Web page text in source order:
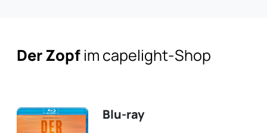
Der Zopf im capelight-Shop
Blu-ray